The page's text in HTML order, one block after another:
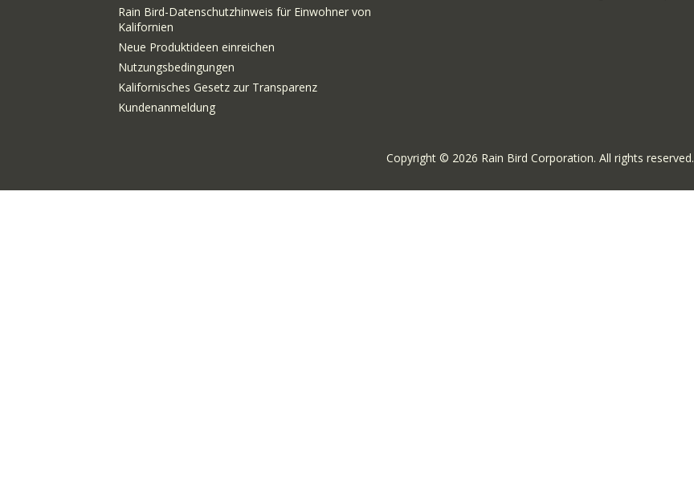
Rain Bird-Datenschutzhinweis für Einwohner von
Kalifornien
Neue Produktideen einreichen
Nutzungsbedingungen
Kalifornisches Gesetz zur Transparenz
Kundenanmeldung
Copyright © 2026 Rain Bird Corporation. All rights reserved.